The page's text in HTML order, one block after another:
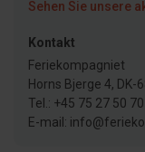
Sehen Sie unsere
Kontakt
Feriekompagniet
Horns Bjerge 4, DK-
Tel.: +45 75 27 50 70
E-mail: